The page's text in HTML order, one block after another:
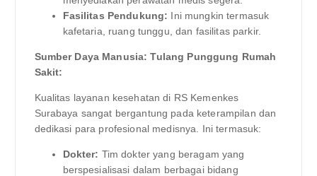
Fasilitas Pendukung: Ini mungkin termasuk
kafetaria, ruang tunggu, dan fasilitas parkir.
Sumber Daya Manusia: Tulang Punggung Rumah
Sakit:
Kualitas layanan kesehatan di RS Kemenkes
Surabaya sangat bergantung pada keterampilan dan
dedikasi para profesional medisnya. Ini termasuk:
Dokter: Tim dokter yang beragam yang
berspesialisasi dalam berbagai bidang